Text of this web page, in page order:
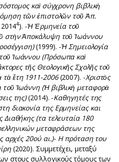
καὶ σύγχρονη βιβλικὴ
τῶν ἐπιστολῶν τοῦ Ἀπ.
4). -Ἡ Ἑρμηνεία τοῦ
στὴν Ἀποκάλυψη τοῦ Ἰωάννου
(1999). -Ἡ Σημειολογία
Ἰωάννου (Πρόσωπα καὶ
τῆς Θεολογικῆς Σχολῆς τοῦ
ἔτη 1911-2006(2007). -Χριστὸς
Ἰωάννη (Ἡ βιβλικὴ μεταφορὰ
της)(2014). -Καθηγητές της
διακονία της Ερμηνείας και
Διαθήκης (τα τελευταία 180
μεταφράσεων της
αρχές 20ού αι.)- Η πρόταση του
(2020). Συμμετέχει, μεταξύ
στους συλλογικούς τόμους των